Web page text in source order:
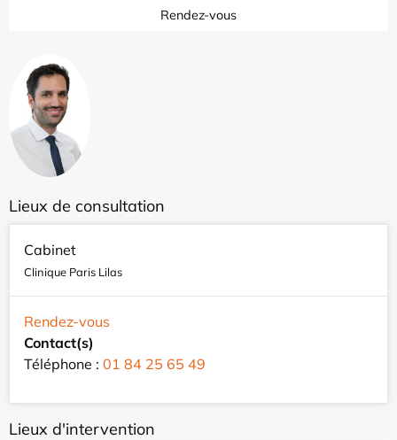
Rendez-vous
Lieux de consultation
Cabinet
Clinique Paris Lilas
Rendez-vous
Contact(s)
Téléphone : 01 84 25 65 49
Lieux d'intervention